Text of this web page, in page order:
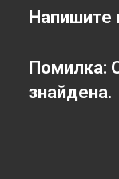
Напишите
Помилка:
знайдена.